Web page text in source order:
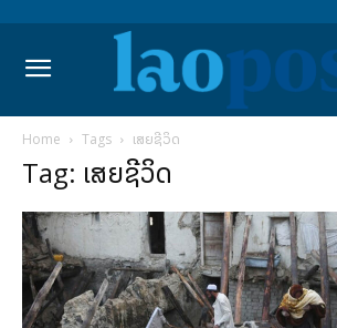
Home Tags ເສຍຊີວິດ
Tag: ເສຍຊີວິດ